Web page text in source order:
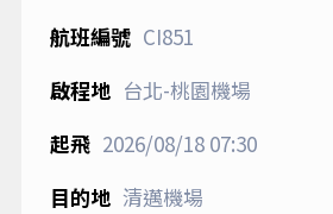
CI851
台北-桃園機場
2026/08/1807:30
清邁機場